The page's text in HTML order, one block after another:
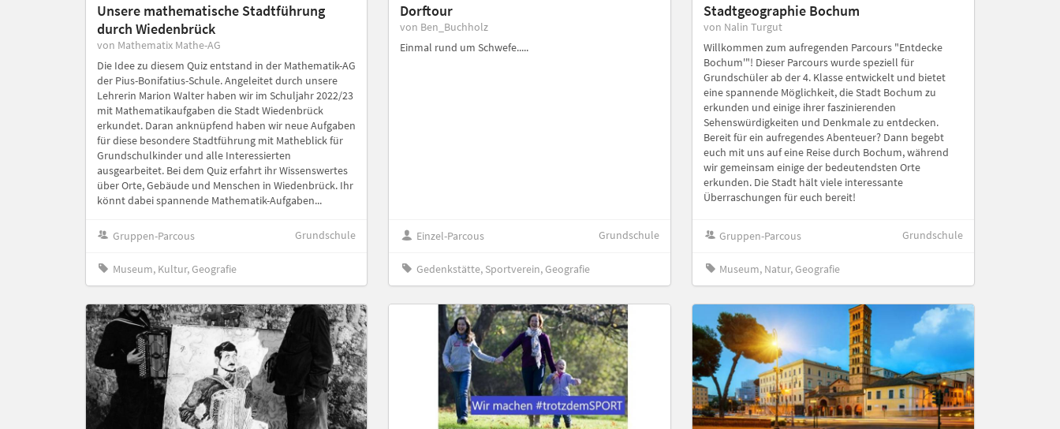
Unsere mathematische Stadtführung
durch Wiedenbrück
von Mathematix Mathe-AG
Die Idee zu diesem Quiz entstand in der Mathematik-AG
der Pius-Bonifatius-Schule. Angeleitet durch unsere
Lehrerin Marion Walter haben wir im Schuljahr 2022/23
mit Mathematikaufgaben die Stadt Wiedenbrück
erkundet. Daran anknüpfend haben wir neue Aufgaben
für diese besondere Stadtführung mit Matheblick für
Grundschulkinder und alle Interessierten
ausgearbeitet. Bei dem Quiz erfahrt ihr Wissenswertes
über Orte, Gebäude und Menschen in Wiedenbrück. Ihr
könnt dabei spannende Mathematik-Aufgaben...
Gruppen-Parcous Grundschule
Museum, Kultur, Geografie
Dorftour
von Ben_Buchholz
Einmal rund um Schwefe.....
Einzel-Parcous Grundschule
Gedenkstätte, Sportverein, Geografie
Stadtgeographie Bochum
von Nalin Turgut
Willkommen zum aufregenden Parcours "Entdecke
Bochum'"! Dieser Parcours wurde speziell für
Grundschüler ab der 4. Klasse entwickelt und bietet
eine spannende Möglichkeit, die Stadt Bochum zu
erkunden und einige ihrer faszinierenden
Sehenswürdigkeiten und Denkmale zu entdecken.
Bereit für ein aufregendes Abenteuer? Dann begebt
euch mit uns auf eine Reise durch Bochum, während
wir gemeinsam einige der bedeutendsten Orte
erkunden. Die Stadt hält viele interessante
Überraschungen für euch bereit!
Gruppen-Parcous Grundschule
Museum, Natur, Geografie